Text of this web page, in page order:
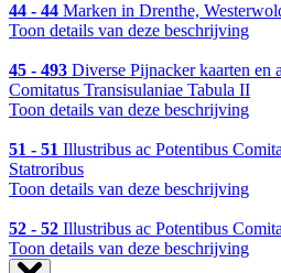
44 - 44 Marken in Drenthe,
Toon details van deze beschrijving
45 - 493 Diverse Pijnacker kaarten en
Comitatus Transisulaniae Tabula II
Toon details van deze beschrijving
51 - 51 Illustribus ac Potentibus
Statroribus
Toon details van deze beschrijving
52 - 52 Illustribus ac Potentibus
Toon details van deze beschrijving